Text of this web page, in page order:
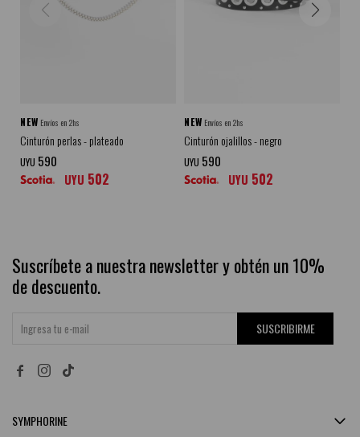
NEW Envíos en 2hs
Cinturón perlas - plateado
UYU 590
UYU 502
NEW Envíos en 2hs
Cinturón ojalillos - negro
UYU 590
UYU 502
Suscríbete a nuestra newsletter y obtén un 10%
de descuento.
SUSCRIBIRME
 
SYMPHORINE